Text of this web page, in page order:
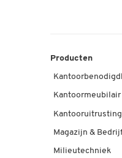
Producten
Kantoormeubilair
Kantooruitrusting
Magazijn &
Milieutechniek